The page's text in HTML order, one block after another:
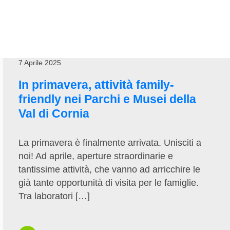
7 Aprile 2025
In primavera, attività family-
friendly nei Parchi e Musei della
Val di Cornia
La primavera è finalmente arrivata. Unisciti a
noi! Ad aprile, aperture straordinarie e
tantissime attività, che vanno ad arricchire le
già tante opportunità di visita per le famiglie.
Tra laboratori […]